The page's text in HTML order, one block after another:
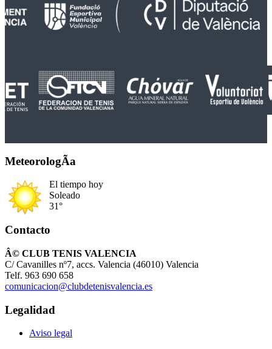
MeteorologÃ­a
El tiempo hoy
Soleado
31°
Contacto
Â© CLUB TENIS VALENCIA
C/ Cavanilles nº7, accs. Valencia (46010) Valencia
Telf. 963 690 658
comunicacion@clubdetenisvalencia.es
Legalidad
Aviso legal